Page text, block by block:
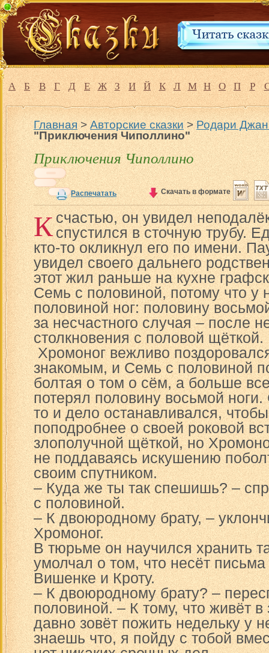
А Б В Г Д Е Ж З И Й К Л М Н О П Р
Главная>Авторские сказки>Родари
"Приключения Чиполлино"
Приключения Чиполлино
Распечатать Скачать в формате
Ксчастью, он увидел
спустился в сточную трубу.
кто-то окликнул его по имени.
увидел своего дальнего
этот жил раньше на кухне
Семь с половиной, потому что у
половиной ног: половину
за несчастного случая – после
столкновения с половой щёткой.
Хромоног вежливо
знакомым, и Семь с половиной
болтая о том о сём, а больше
потерял половину восьмой
то и дело останавливался,
поподробнее о своей роковой
злополучной щёткой, но
не поддаваясь искушению
своим спутником.
– Куда же ты так спешишь? –
с половиной.
– К двоюродному брату, –
Хромоног.
В тюрьме он научился хранить
умолчал о том, что несёт
Вишенке и Кроту.
– К двоюродному брату? –
половиной. – К тому, что живёт
давно зовёт пожить недельку у
знаешь что, я пойду с тобой